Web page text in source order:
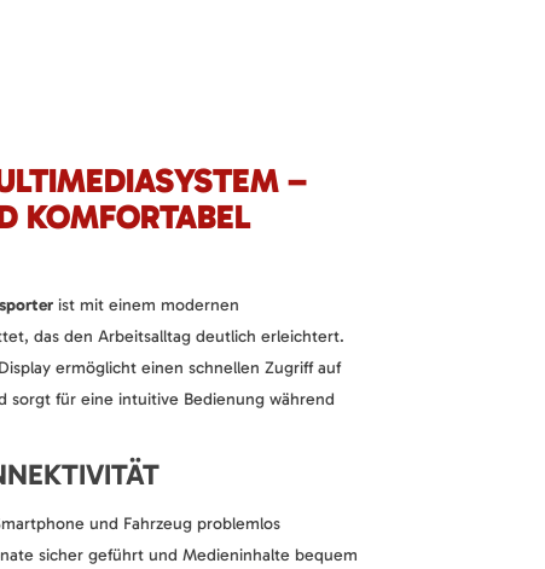
–
KOMFORTABEL
ist mit einem modernen
das den Arbeitsalltag deutlich erleichtert.
ermöglicht einen schnellen Zugriff auf
sorgt für eine intuitive Bedienung während
und Fahrzeug problemlos
sicher geführt und Medieninhalte bequem